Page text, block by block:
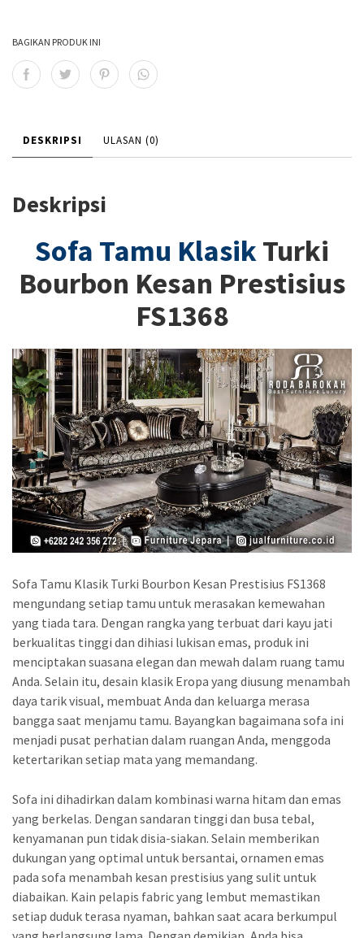
BAGIKAN PRODUK INI
DESKRIPSI ULASAN (0)
Deskripsi
Sofa Tamu KlasikTurki
Bourbon Kesan Prestisius
FS1368
Sofa Tamu Klasik Turki Bourbon Kesan Prestisius FS1368
mengundang setiap tamu untuk merasakan kemewahan
yang tiada tara. Dengan rangka yang terbuat dari kayu jati
berkualitas tinggi dan dihiasi lukisan emas, produk ini
menciptakan suasana elegan dan mewah dalam ruang tamu
Anda. Selain itu, desain klasik Eropa yang diusung menambah
daya tarik visual, membuat Anda dan keluarga merasa
bangga saat menjamu tamu. Bayangkan bagaimana sofa ini
menjadi pusat perhatian dalam ruangan Anda, menggoda
ketertarikan setiap mata yang memandang.
Sofa ini dihadirkan dalam kombinasi warna hitam dan emas
yang berkelas. Dengan sandaran tinggi dan busa tebal,
kenyamanan pun tidak disia-siakan. Selain memberikan
dukungan yang optimal untuk bersantai, ornamen emas
pada sofa menambah kesan prestisius yang sulit untuk
diabaikan. Kain pelapis fabric yang lembut memastikan
setiap duduk terasa nyaman, bahkan saat acara berkumpul